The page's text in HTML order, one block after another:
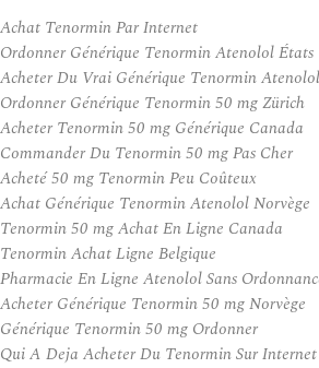
Achat Tenormin Par Internet
Ordonner Générique Tenormin Atenolol États
Acheter Du Vrai Générique Tenormin
Ordonner Générique Tenormin 50 mg Zürich
Acheter Tenormin 50 mg Générique Canada
Commander Du Tenormin 50 mg Pas Cher
Acheté 50 mg Tenormin Peu Coûteux
Achat Générique Tenormin Atenolol Norvège
Tenormin 50 mg Achat En Ligne Canada
Tenormin Achat Ligne Belgique
Pharmacie En Ligne Atenolol Sans
Acheter Générique Tenormin 50 mg Norvège
Générique Tenormin 50 mg Ordonner
Qui A Deja Acheter Du Tenormin Sur Internet